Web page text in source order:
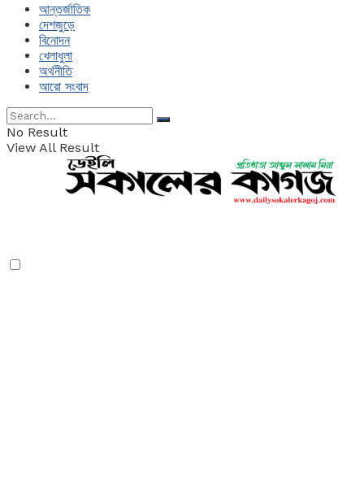
আন্তর্জাতিক
দেশজুড়ে
বিনোদন
খেলাধুলা
অর্থনীতি
আরো সংবাদ
No Result
View All Result